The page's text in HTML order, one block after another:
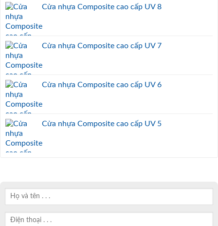
Cửa nhựa Composite cao cấp UV 8
Cửa nhựa Composite cao cấp UV 7
Cửa nhựa Composite cao cấp UV 6
Cửa nhựa Composite cao cấp UV 5